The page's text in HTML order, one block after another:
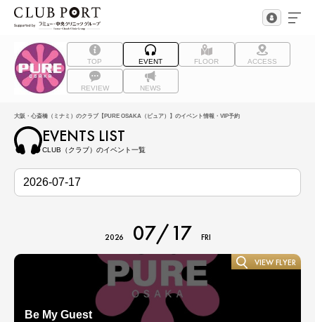
TOP EVENT FLOOR ACCESS
REVIEW NEWS
大阪・心斎橋（ミナミ）のクラブ【PURE OSAKA（ピュア）】のイベント情報・VIP予約
EVENTS LIST
CLUB（クラブ）のイベント一覧
2026 07/17 FRI
Be My Guest
VIEW FLYER